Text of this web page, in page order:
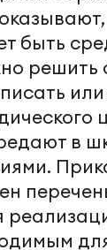
быть
решить
или
в